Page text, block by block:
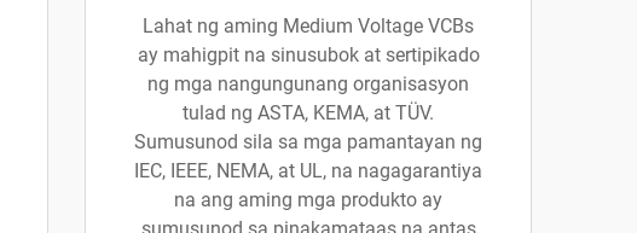
Lahat ng aming Medium Voltage VCBs
ay mahigpit na sinusubok at sertipikado
ng mga nangungunang organisasyon
tulad ng ASTA, KEMA, at TÜV.
Sumusunod sila sa mga pamantayan ng
IEC, IEEE, NEMA, at UL, na nagagarantiya
na ang aming mga produkto ay